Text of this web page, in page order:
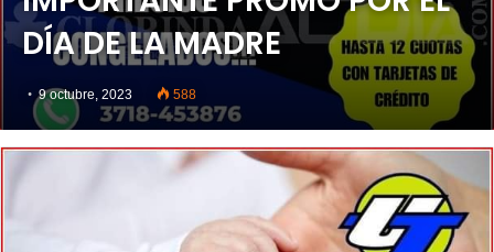
DÍA DE LA MADRE
9 octubre, 2023 588